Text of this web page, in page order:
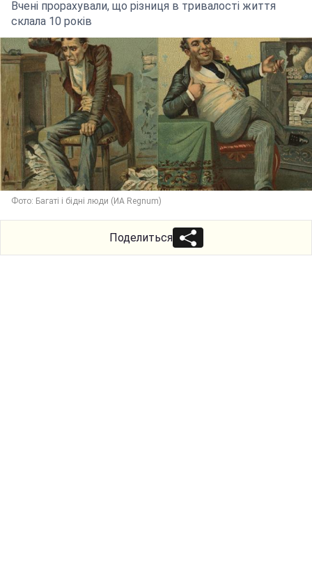
Вчені прорахували, що різниця в тривалості життя
склала 10 років
Фото: Багаті і бідні люди (ИА Regnum)
Поделиться